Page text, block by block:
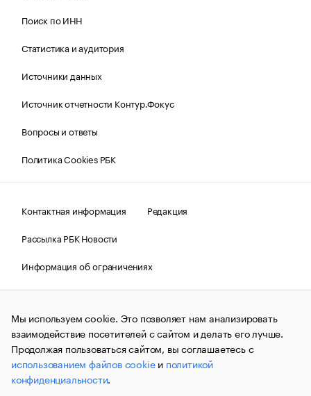
Поиск по ИНН
Статистика и аудитория
Источники данных
Источник отчетности Контур.Фокус
Вопросы и ответы
Политика Cookies РБК
Контактная информация
Редакция
Рассылка РБК Новости
Информация об ограничениях
Правовая информация
О соблюдении авторских прав
© АО «РОСБИЗНЕСКОНСАЛТИНГ»,1995–2026.Сообщения
и материалы информационного агентства «РБК»
(зарегистрировано Федеральной службой по надзору в сфере
связи, информационных технологий и массовых
коммуникаций (Роскомнадзор) 09.12.2015 за номером ИА
№ФС77-63848) сопровождаются пометкой «РБК». Отдельные
публикации могут содержать информацию,
Мы используем cookie. Это позволяет нам анализировать
взаимодействие посетителей с сайтом и делать его лучше.
Продолжая пользоваться сайтом, вы соглашаетесь с
использованием файлов cookieи политикой
конфиденциальности.